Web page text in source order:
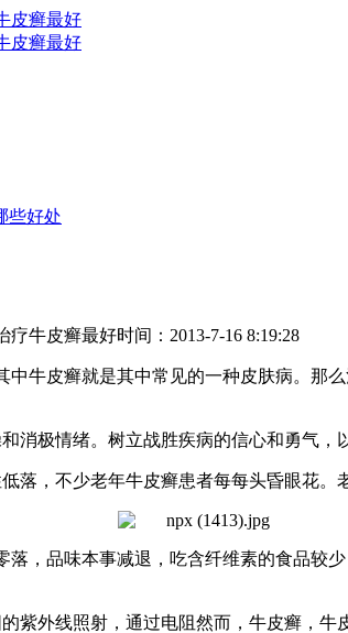
些好处
疗牛皮癣最好时间：2013-7-16 8:19:28
中牛皮癣就是其中常见的一种皮肤病。那
极情绪。树立战胜疾病的信心和勇气，
，不少老年牛皮癣患者每每头昏眼花。
，品味本事减退，吃含纤维素的食品较
外线照射，通过电阻然而，牛皮癣，牛